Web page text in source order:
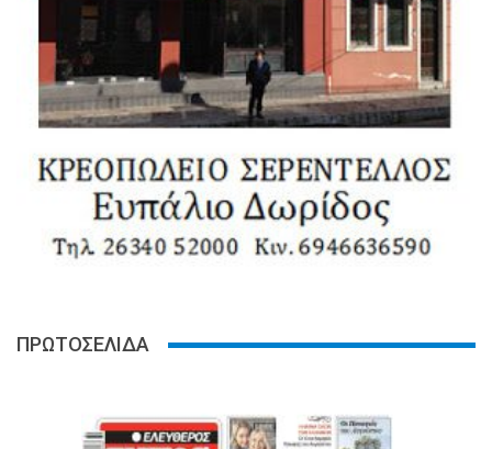
ΠΡΩΤΟΣΕΛΙΔΑ